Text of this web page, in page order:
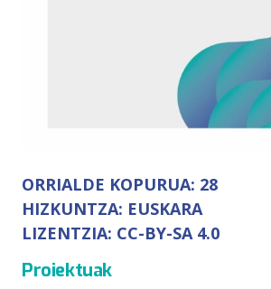
ORRIALDE KOPURUA: 28
HIZKUNTZA: EUSKARA
LIZENTZIA: CC-BY-SA 4.0
Proiektuak